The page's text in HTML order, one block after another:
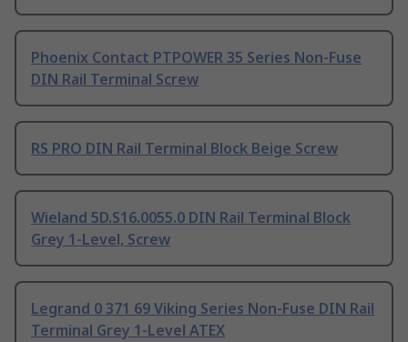
Phoenix Contact PTPOWER 35 Series Non-Fuse
DIN Rail Terminal Screw
RS PRO DIN Rail Terminal Block Beige Screw
Wieland 5D.S16.0055.0 DIN Rail Terminal Block
Grey 1-Level, Screw
Legrand 0 371 69 Viking Series Non-Fuse DIN Rail
Terminal Grey 1-Level ATEX